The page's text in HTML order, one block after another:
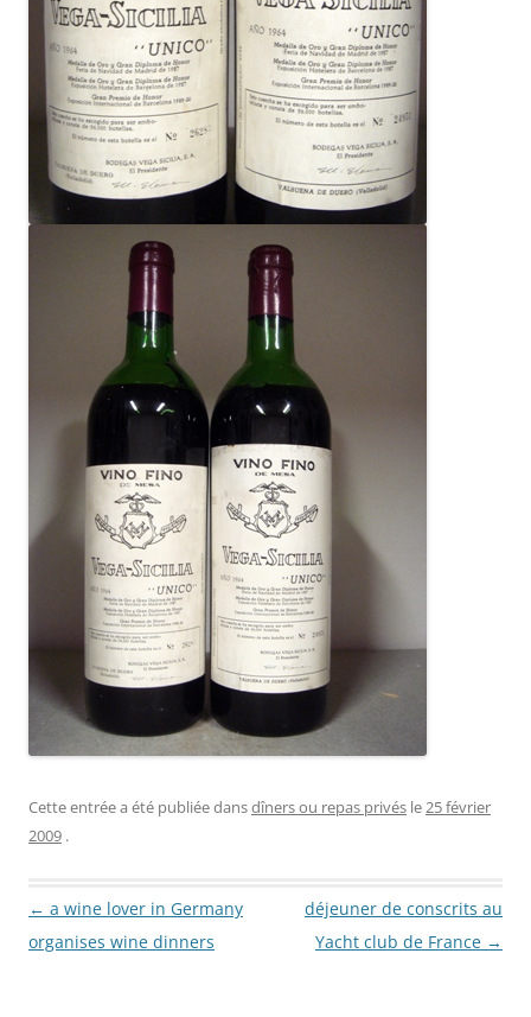
Cette entrée a été publiée dansdîners ou repas privés le25 février
2009 .
Navigation des articles
← a wine lover in Germany
organises wine dinners
déjeuner de conscrits au
Yacht club de France →